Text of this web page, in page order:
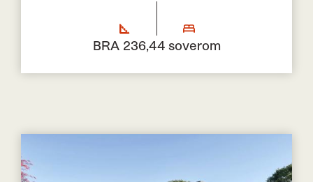
BRA 236,44 soverom